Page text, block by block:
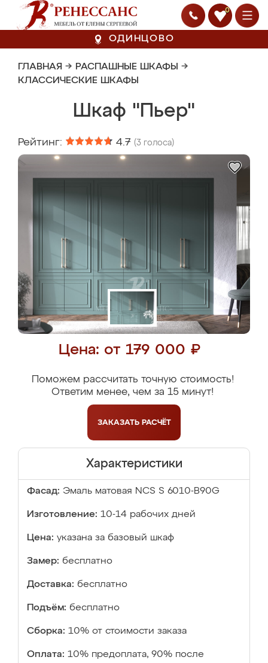
0
ОДИНЦОВО
ГЛАВНАЯ → РАСПАШНЫЕ ШКАФЫ →
КЛАССИЧЕСКИЕ ШКАФЫ
Шкаф "Пьер"
Рейтинг: 4.7 (3 голоса)
Цена: от 179 000 ₽
Поможем рассчитать точную стоимость!
Ответим менее, чем за 15 минут!
ЗАКАЗАТЬ РАСЧЁТ
Характеристики
Фасад: Эмаль матовая NCS S 6010-B90G
Изготовление: 10-14 рабочих дней
Цена: указана за базовый шкаф
Замер: бесплатно
Доставка: бесплатно
Подъём: бесплатно
Сборка: 10% от стоимости заказа
Оплата: 10% предоплата, 90% после